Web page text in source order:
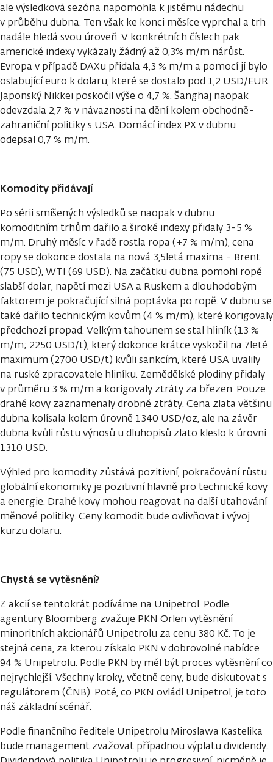
ale výsledková sezóna napomohla k jistému nádechu
v průběhu dubna. Ten však ke konci měsíce vyprchal a trh
nadále hledá svou úroveň. V konkrétních číslech pak
americké indexy vykázaly žádný až 0,3% m/m nárůst.
Evropa v případě DAXu přidala 4,3 % m/m a pomocí jí bylo
oslabující euro k dolaru, které se dostalo pod 1,2 USD/EUR.
Japonský Nikkei poskočil výše o 4,7 %. Šanghaj naopak
odevzdala 2,7 % v návaznosti na dění kolem obchodně-
zahraniční politiky s USA. Domácí index PX v dubnu
odepsal 0,7 % m/m.
Komodity přidávají
Po sérii smíšených výsledků se naopak v dubnu
komoditním trhům dařilo a široké indexy přidaly 3-5 %
m/m. Druhý měsíc v řadě rostla ropa (+7 % m/m), cena
ropy se dokonce dostala na nová 3,5letá maxima - Brent
(75 USD), WTI (69 USD). Na začátku dubna pomohl ropě
slabší dolar, napětí mezi USA a Ruskem a dlouhodobým
faktorem je pokračující silná poptávka po ropě. V dubnu se
také dařilo technickým kovům (4 % m/m), které korigovaly
předchozí propad. Velkým tahounem se stal hliník (13 %
m/m; 2250 USD/t), který dokonce krátce vyskočil na 7leté
maximum (2700 USD/t) kvůli sankcím, které USA uvalily
na ruské zpracovatele hliníku. Zemědělské plodiny přidaly
v průměru 3 % m/m a korigovaly ztráty za březen. Pouze
drahé kovy zaznamenaly drobné ztráty. Cena zlata většinu
dubna kolísala kolem úrovně 1340 USD/oz, ale na závěr
dubna kvůli růstu výnosů u dluhopisů zlato kleslo k úrovni
1310 USD.
Výhled pro komodity zůstává pozitivní, pokračování růstu
globální ekonomiky je pozitivní hlavně pro technické kovy
a energie. Drahé kovy mohou reagovat na další utahování
měnové politiky. Ceny komodit bude ovlivňovat i vývoj
kurzu dolaru.
Chystá se vytěsnění?
Z akcií se tentokrát podíváme na Unipetrol. Podle
agentury Bloomberg zvažuje PKN Orlen vytěsnění
minoritních akcionářů Unipetrolu za cenu 380 Kč. To je
stejná cena, za kterou získalo PKN v dobrovolné nabídce
94 % Unipetrolu. Podle PKN by měl být proces vytěsnění co
nejrychlejší. Všechny kroky, včetně ceny, bude diskutovat s
regulátorem (ČNB). Poté, co PKN ovládl Unipetrol, je toto
náš základní scénář.
Podle finančního ředitele Unipetrolu Miroslawa Kastelika
bude management zvažovat případnou výplatu dividendy.